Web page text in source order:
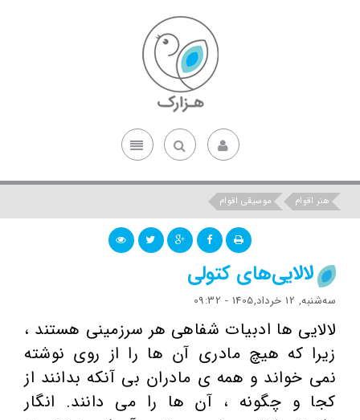
هنر اقوام موسیقی اقوام
لالایی‌های کتولی
ﺳﻪشنبه, 12 خرداد,1405 - 09:32
لالایی ها ادبیات شفاهی هر سرزمینی هستند ،
زیرا که هیچ مادری آن ها را از روی نوشته
نمی خواند و همه ی مادران بی آنکه بدانند از
کجا و چگونه ، آن ها را می دانند. انگار